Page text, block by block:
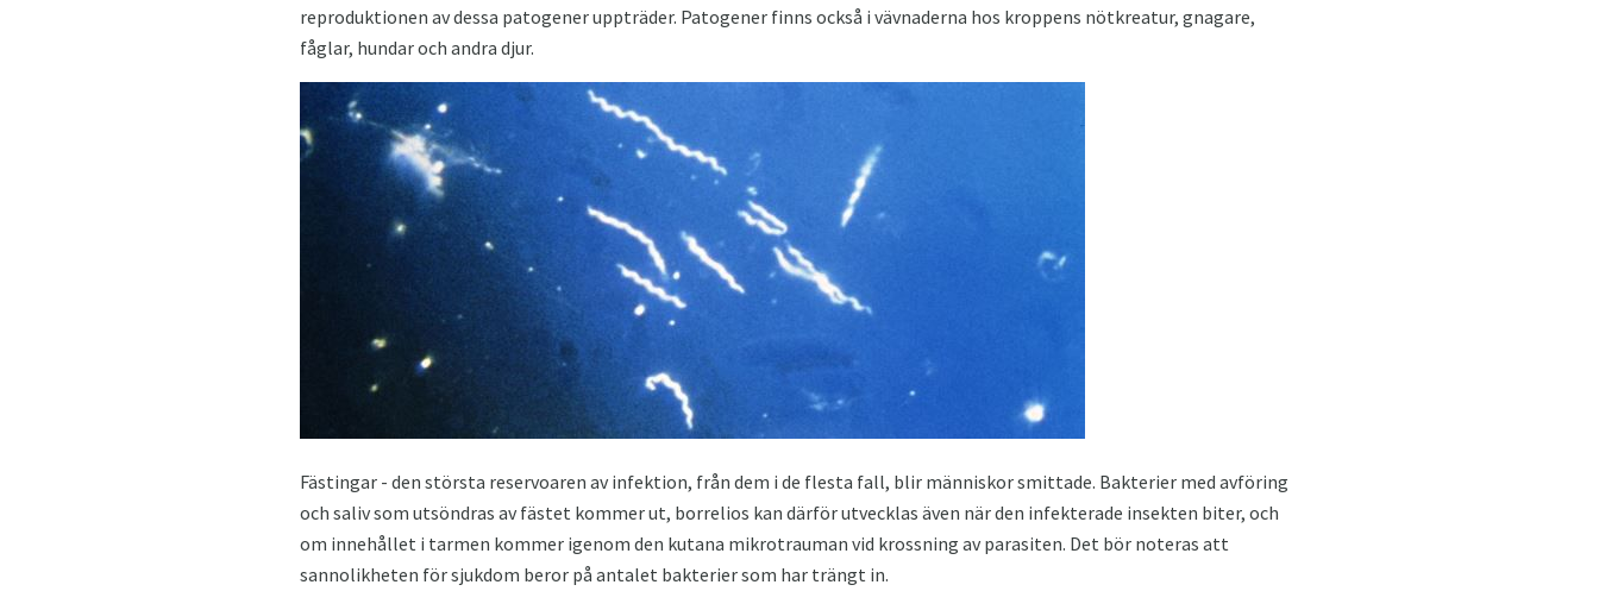
reproduktionen av dessa patogener uppträder. Patogener finns också i vävnaderna hos kroppens nötkreatur, gnagare,
fåglar, hundar och andra djur.
Fästingar - den största reservoaren av infektion, från dem i de flesta fall, blir människor smittade. Bakterier med avföring
och saliv som utsöndras av fästet kommer ut, borrelios kan därför utvecklas även när den infekterade insekten biter, och
om innehållet i tarmen kommer igenom den kutana mikrotrauman vid krossning av parasiten. Det bör noteras att
sannolikheten för sjukdom beror på antalet bakterier som har trängt in.